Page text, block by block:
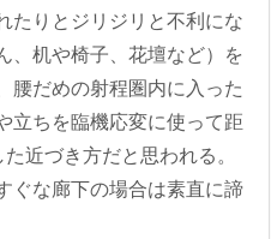
たりとジリジリと不利にな
、机や椅子、花壇など）を
腰だめの射程圏内に入った
立ちを臨機応変に使って距
近づき方だと思われる。
ぐな廊下の場合は素直に諦